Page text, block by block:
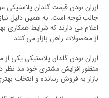
ارزان بودن قیمت گلدان
جالب توجه است. به همین دلیل
اعلام می دارند که شرایط
از محصولات راهی بازار می کنند.
ارزان بودن گلدان پلاستیکی یکی
منظور افزایش مشتری خود مد نظر
بازار به فروش رسانده و انتخاب